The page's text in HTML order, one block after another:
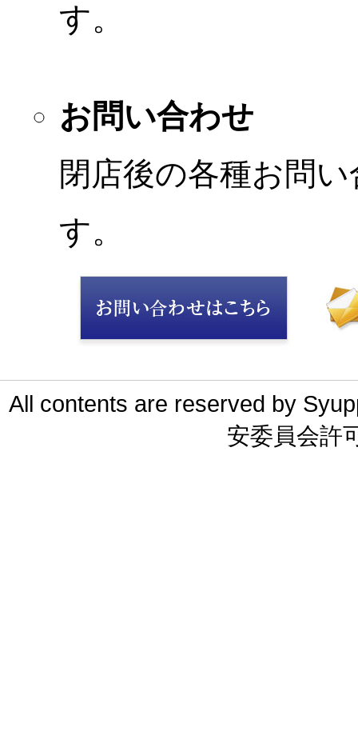
す。
お問い合わせ
閉店後の各種お問
す。
All contents are reserved by
安委員会許